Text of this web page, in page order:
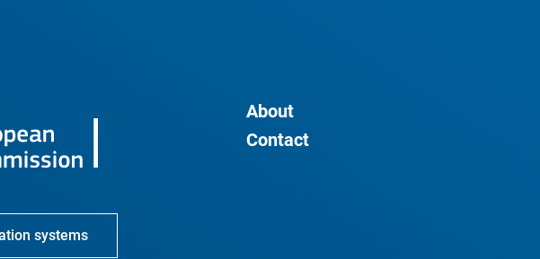
About
Contact
systems